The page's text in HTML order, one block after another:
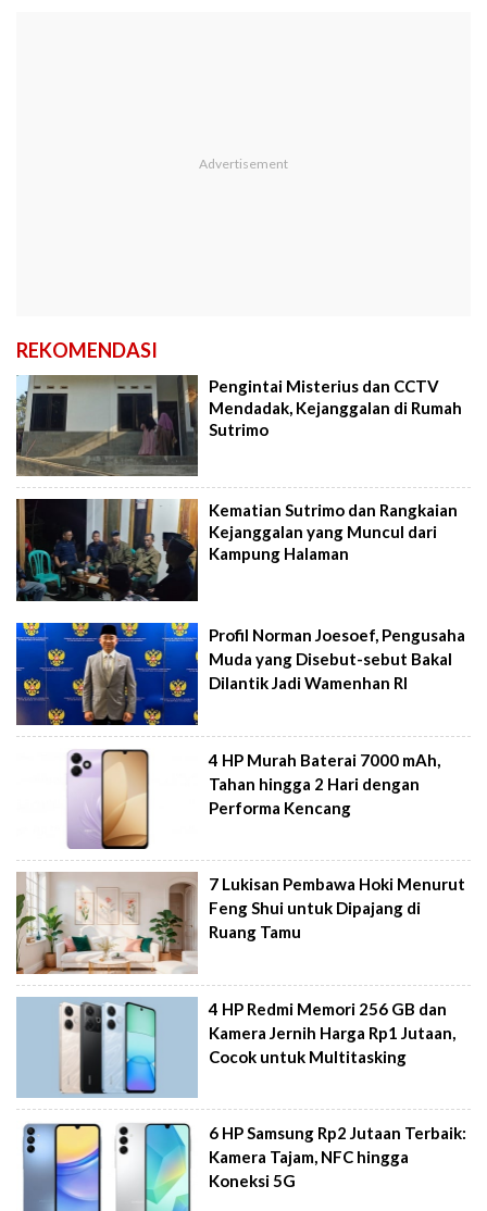
REKOMENDASI
Pengintai Misterius dan CCTV
Mendadak, Kejanggalan di Rumah
Sutrimo
Kematian Sutrimo dan Rangkaian
Kejanggalan yang Muncul dari
Kampung Halaman
Profil Norman Joesoef, Pengusaha
Muda yang Disebut-sebut Bakal
Dilantik Jadi Wamenhan RI
4 HP Murah Baterai 7000 mAh,
Tahan hingga 2 Hari dengan
Performa Kencang
7 Lukisan Pembawa Hoki Menurut
Feng Shui untuk Dipajang di
Ruang Tamu
4 HP Redmi Memori 256 GB dan
Kamera Jernih Harga Rp1 Jutaan,
Cocok untuk Multitasking
6 HP Samsung Rp2 Jutaan Terbaik:
Kamera Tajam, NFC hingga
Koneksi 5G